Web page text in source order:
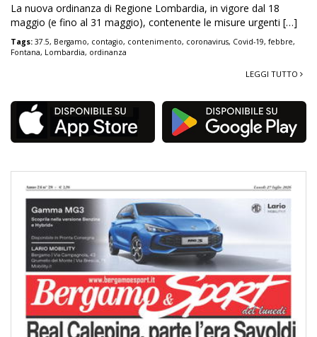
La nuova ordinanza di Regione Lombardia, in vigore dal 18
maggio (e fino al 31 maggio), contenente le misure urgenti […]
Tags: 37.5, Bergamo, contagio, contenimento, coronavirus, Covid-19, febbre,
Fontana, Lombardia, ordinanza
LEGGI TUTTO